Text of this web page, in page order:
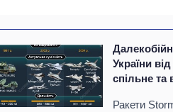
України
спільне та
Ракети